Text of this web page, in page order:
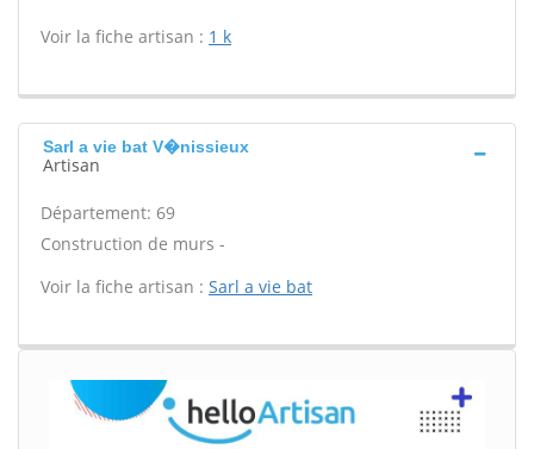
Voir la fiche artisan : 1 k
Sarl a vie bat V�nissieux
Artisan
Département: 69
Construction de murs -
Voir la fiche artisan : Sarl a vie bat